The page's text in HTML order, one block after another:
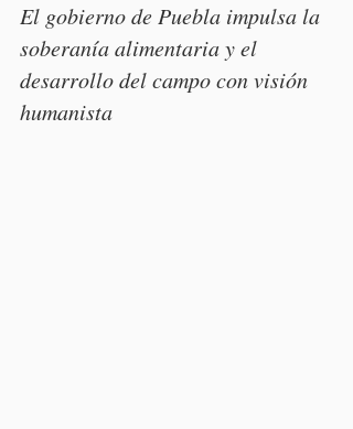
El gobierno de Puebla impulsa la
soberanía alimentaria y el
desarrollo del campo con visión
humanista